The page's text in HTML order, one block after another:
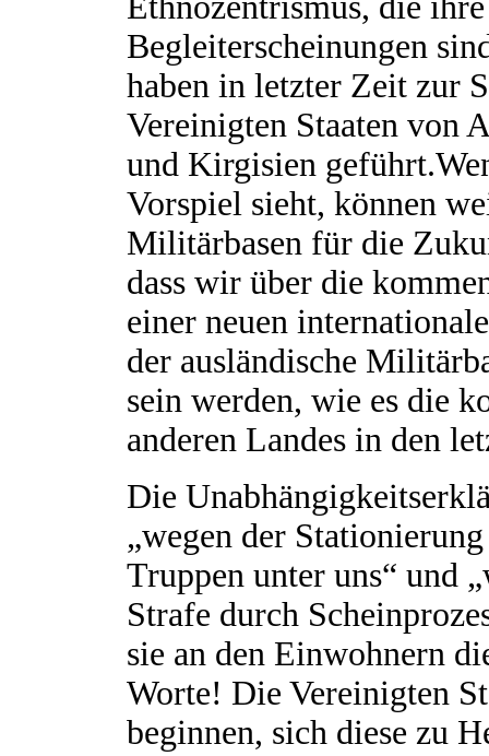
Begleiterscheinungen
haben in letzter Zeit zur
Vereinigten Staaten von
und Kirgisien
Vorspiel sieht, können
Militärbasen für die
dass wir über die
einer neuen
der ausländische
sein werden, wie es die
anderen Landes in den
Die
„wegen der
Truppen unter uns“ und
Strafe durch
sie an den Einwohnern
Worte! Die Vereinigten
beginnen, sich diese zu